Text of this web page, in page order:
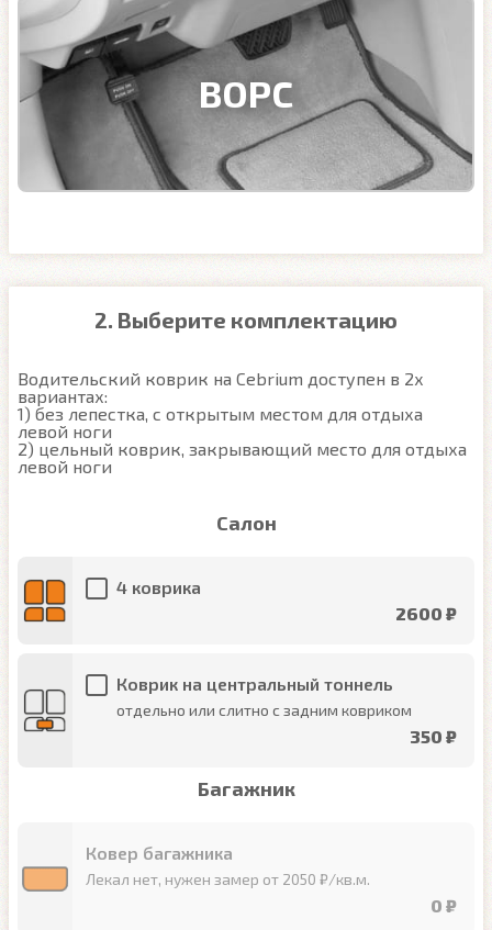
ВОРС
2. Выберите комплектацию
Водительский коврик на Cebrium доступен в 2х
вариантах:
1) без лепестка, с открытым местом для отдыха
левой ноги
2) цельный коврик, закрывающий место для отдыха
левой ноги
Салон
4 коврика
2600 ₽
Коврик на центральный тоннель
отдельно или слитно с задним ковриком
350 ₽
Багажник
Ковер багажника
Лекал нет, нужен замер от 2050 ₽/кв.м.
0 ₽